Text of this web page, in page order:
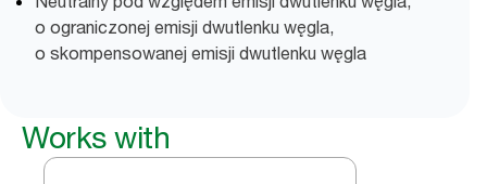
o ograniczonej emisji dwutlenku węgla,
o skompensowanej emisji dwutlenku węgla
Works with